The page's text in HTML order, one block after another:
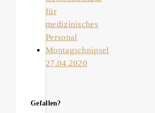
für
medizinisches
Personal
Montagschnipsel
27.04.2020
Gefallen?